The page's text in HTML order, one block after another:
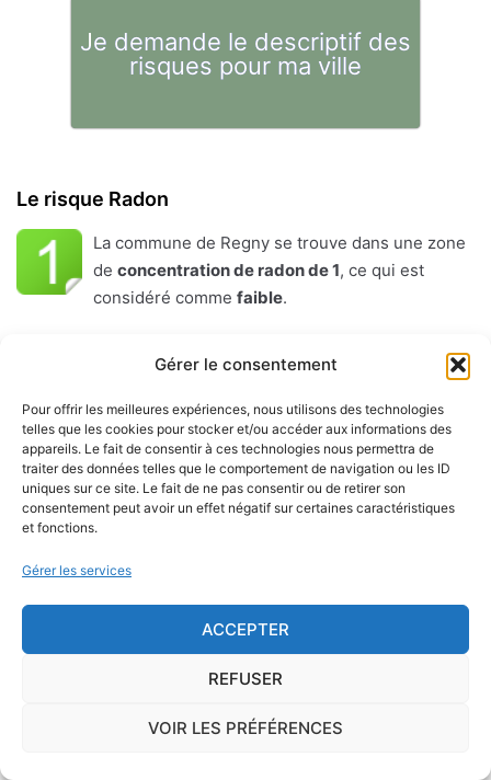
Gérer le consentement
Pour offrir les meilleures expériences, nous utilisons des technologies
telles que les cookies pour stocker et/ou accéder aux informations des
appareils. Le fait de consentir à ces technologies nous permettra de
traiter des données telles que le comportement de navigation ou les ID
uniques sur ce site. Le fait de ne pas consentir ou de retirer son
consentement peut avoir un effet négatif sur certaines caractéristiques
et fonctions.
Gérer les services
ACCEPTER
REFUSER
VOIR LES PRÉFÉRENCES
Je demande le descriptif des
risques pour ma ville
Le risque Radon
La commune de Regny se trouve dans une zone
de concentration de radon de 1, ce qui est
considéré comme faible.
Certains territoires français présentent une
concentration
désintégration du radium et de l'uranium, deux éléments
présents dans le sol et les roches. L'ISRN (Institut de
Radioprotection et de Sûreté Nucléaire), à la demande de
l'Autorité de Sûreté Nucléaire, a cartographié le territoire
français en délimitant trois types de communes de
Présent essentiellement dans les sols mais également, en
et l'eau de distribution, le radon peut s'infiltrer à l'intérieur